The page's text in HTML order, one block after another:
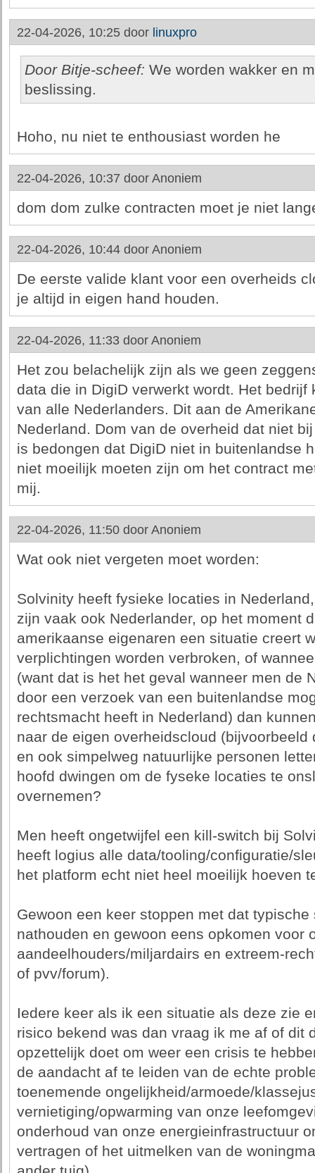
22-04-2026, 10:25 door linuxpro
Door Bitje-scheef: We worden wakker en
beslissing.
Hoho, nu niet te enthousiast worden he
22-04-2026, 10:37 door Anoniem
dom dom zulke contracten moet je niet
22-04-2026, 10:44 door Anoniem
De eerste valide klant voor een overheids
je altijd in eigen hand houden.
22-04-2026, 11:33 door Anoniem
Het zou belachelijk zijn als we geen
data die in DigiD verwerkt wordt. Het
van alle Nederlanders. Dit aan de
Nederland. Dom van de overheid dat niet
is bedongen dat DigiD niet in buitenlandse
niet moeilijk moeten zijn om het contract
mij.
22-04-2026, 11:50 door Anoniem
Wat ook niet vergeten moet worden:
Solvinity heeft fysieke locaties in
zijn vaak ook Nederlander, op het moment
amerikaanse eigenaren een situatie creert
verplichtingen worden verbroken, of
(want dat is het het geval wanneer men de
door een verzoek van een buitenlandse
rechtsmacht heeft in Nederland) dan
naar de eigen overheidscloud
en ook simpelweg natuurlijke personen
hoofd dwingen om de fyseke locaties te
overnemen?
Men heeft ongetwijfel een kill-switch bij
heeft logius alle data/tooling/configuratie/
het platform echt niet heel moeilijk hoeven
Gewoon een keer stoppen met dat
nathouden en gewoon eens opkomen voor
aandeelhouders/miljardairs en extreem-
of pvv/forum).
Iedere keer als ik een situatie als deze zie
risico bekend was dan vraag ik me af of dit
opzettelijk doet om weer een crisis te
de aandacht af te leiden van de echte
toenemende ongelijkheid/armoede/
vernietiging/opwarming van onze
onderhoud van onze energieinfrastructuur
vertragen of het uitmelken van de